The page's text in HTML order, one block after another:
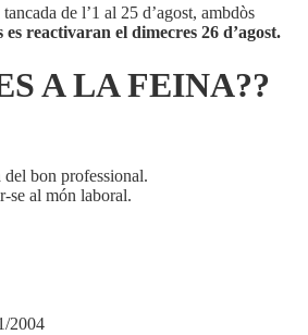
de l’1 al 25 d’agost, ambdòs
es reactivaran el dimecres 26 d’agost.
A LA FEINA??
bon professional.
se al món laboral.
2004